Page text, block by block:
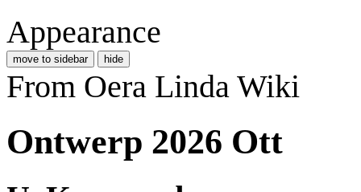
Appearance
move to sidebar hide
From Oera Linda Wiki
Ontwerp 2026 Ott